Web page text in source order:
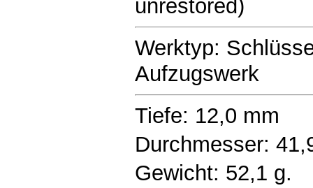
unrestored)
Werktyp:
Aufzugswerk
Tiefe: 12,0 mm
Durchmesser:
Gewicht: 52,1 g.